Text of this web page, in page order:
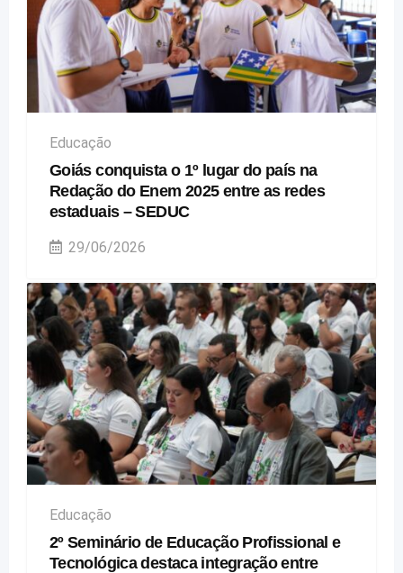
Educação
Goiás conquista o 1º lugar do país na
Redação do Enem 2025 entre as redes
estaduais – SEDUC
29/06/2026
Educação
2º Seminário de Educação Profissional e
Tecnológica destaca integração entre